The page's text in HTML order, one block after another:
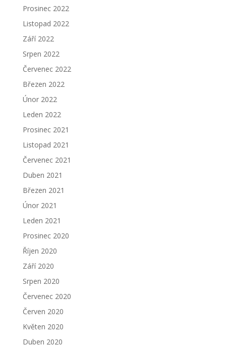
Prosinec 2022
Listopad 2022
Září 2022
Srpen 2022
Červenec 2022
Březen 2022
Únor 2022
Leden 2022
Prosinec 2021
Listopad 2021
Červenec 2021
Duben 2021
Březen 2021
Únor 2021
Leden 2021
Prosinec 2020
Říjen 2020
Září 2020
Srpen 2020
Červenec 2020
Červen 2020
Květen 2020
Duben 2020